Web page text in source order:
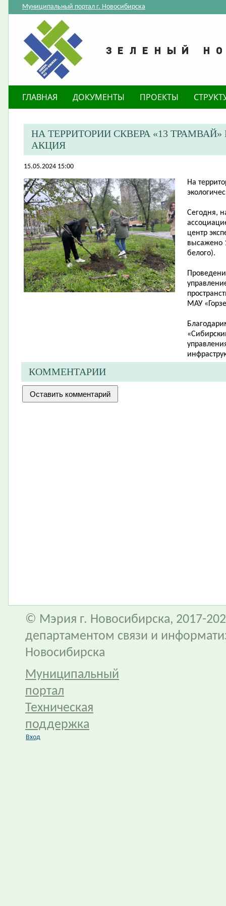
Муниципальный портал г. Новосибирска
ГЛАВНАЯ ДОКУМЕНТЫ ПРОЕКТЫ
​НА ТЕРРИТОРИИ СКВЕРА «13
АКЦИЯ
15.05.2024 15:00
​На
Сегодня,
центр
высажено
белого).
МАУ
КОММЕНТАРИИ
© Мэрия г. Новосибирска, 2017-
департаментом связи и
Новосибирска
Муниципальный
портал
Техническая
поддержка
Вход